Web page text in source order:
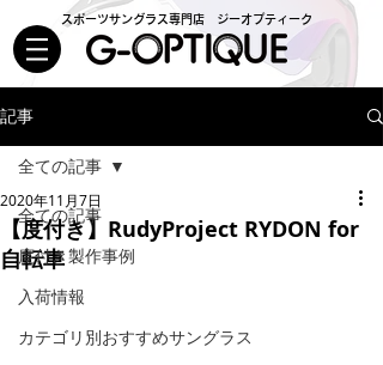
スポーツサングラス専門店 ジーオプティーク
記事
全ての記事
度付き製作事例
入荷情報
カテゴリ別おすすめサングラス
全ての記事
【度付き】RudyProject RYDON for
自転車
2020年11月7日